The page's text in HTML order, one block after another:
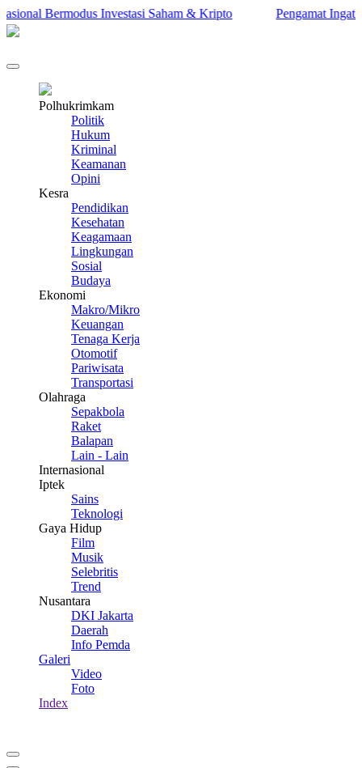
Bermodus Investasi Saham & Kripto Pengamat Ingatkan
Polhukrimkam
Politik
Hukum
Kriminal
Keamanan
Opini
Kesra
Pendidikan
Kesehatan
Keagamaan
Lingkungan
Sosial
Budaya
Ekonomi
Makro/Mikro
Keuangan
Tenaga Kerja
Otomotif
Pariwisata
Transportasi
Olahraga
Sepakbola
Raket
Balapan
Lain - Lain
Internasional
Iptek
Sains
Teknologi
Gaya Hidup
Film
Musik
Selebritis
Trend
Nusantara
DKI Jakarta
Daerah
Info Pemda
Galeri
Video
Foto
Index